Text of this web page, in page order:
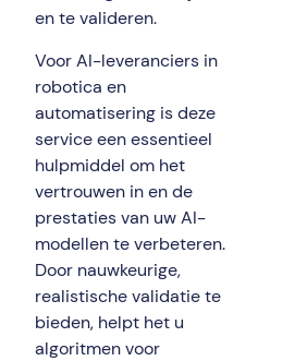
en te valideren.
Voor AI-leveranciers in
robotica en
automatisering is deze
service een essentieel
hulpmiddel om het
vertrouwen in en de
prestaties van uw AI-
modellen te verbeteren.
Door nauwkeurige,
realistische validatie te
bieden, helpt het u
algoritmen voor